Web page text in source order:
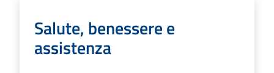
Salute, benessere e
assistenza